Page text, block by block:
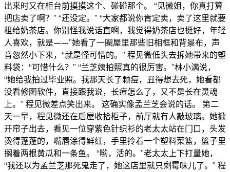
出来时又在柜台前摸摸这个、碰碰那个。 “见微姐，你真打算
把店卖了啊？” “还没定。” “大家都说你肯定卖，卖了这里就要
租给奶茶店。你别怪我说话直啊，我觉得奶茶店也挺好，年轻
人喜欢，就是——”她看了一圈屋里那些旧相框和背景布，声
音忽然小下来，“就是怪可惜的。” 程见微低头去拆她带来的塑
料袋：“可惜什么？” “兰芝姨拍照真的很厉害。”林小满说，
“她给我拍过毕业照。我那天长了颗痘，丑得想去死，她看都
没看修图软件，直接跟我说，长痘怎么了，又不是长在灵魂
上。” 程见微差点笑出来。 这确实像孟兰芝会说的话。 第二
天一早，程见微还在后屋收拾柜子，前厅就有人敲玻璃。她掀
开帘子出去，看见一位穿紫色针织衫的老太太站在门口，头发
烫得蓬蓬的，嘴唇涂得鲜红，手里拎着一个塑料菜篮，篮子里
搁着两根黄瓜和一条鱼。 “哟，活的。”老太太上下打量她，
“我还以为孟兰芝那死鬼走了，她这店里就只剩霉味儿了。” 程